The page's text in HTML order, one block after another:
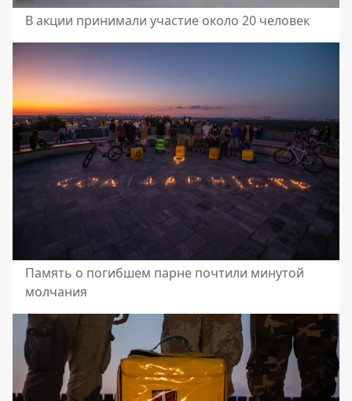
В акции принимали участие около 20 человек
Память о погибшем парне почтили минутой
молчания